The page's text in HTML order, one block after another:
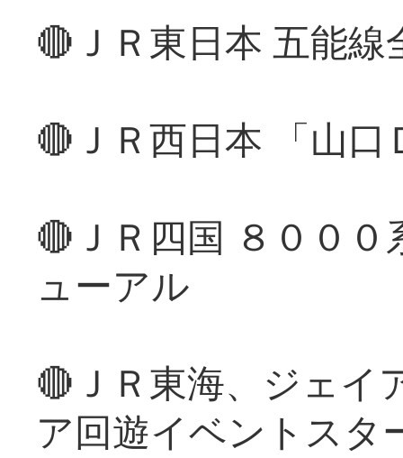
🔴ＪＲ東日本 五能
🔴ＪＲ西日本 「山
🔴ＪＲ四国 ８００
ューアル
🔴ＪＲ東海、ジェイ
ア回遊イベントスタ